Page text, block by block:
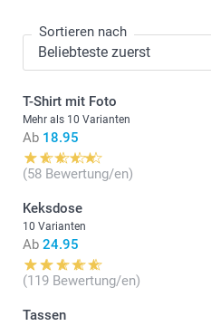
Sortieren nach
T-Shirt mit Foto
Mehr als 10 Varianten
Ab 18.95
(58 Bewertung/en)
Keksdose
10 Varianten
Ab 24.95
(119 Bewertung/en)
Tassen